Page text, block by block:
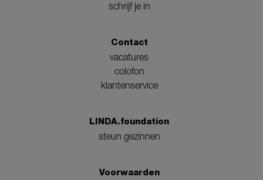
schrijf je in
Contact
vacatures
colofon
klantenservice
LINDA.foundation
steun gezinnen
Voorwaarden